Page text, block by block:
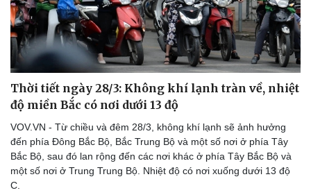
Doanh nghiệp
Thông tin doanh nghiệp
Doanh nghiệp 24h
Doanh nhân
Vì cộng đồng
Công nghệ
Sành điệu
Tin Công nghệ
Trải nghiệm
Chuyển đổi số
Thời tiết ngày 28/3: Không khí lạnh tràn về, nhiệt
độ miền Bắc có nơi dưới 13 độ
VOV.VN - Từ chiều và đêm 28/3, không khí lạnh sẽ ảnh hưởng
đến phía Đông Bắc Bộ, Bắc Trung Bộ và một số nơi ở phía Tây
Bắc Bộ, sau đó lan rộng đến các nơi khác ở phía Tây Bắc Bộ và
một số nơi ở Trung Trung Bộ. Nhiệt độ có nơi xuống dưới 13 độ
C.